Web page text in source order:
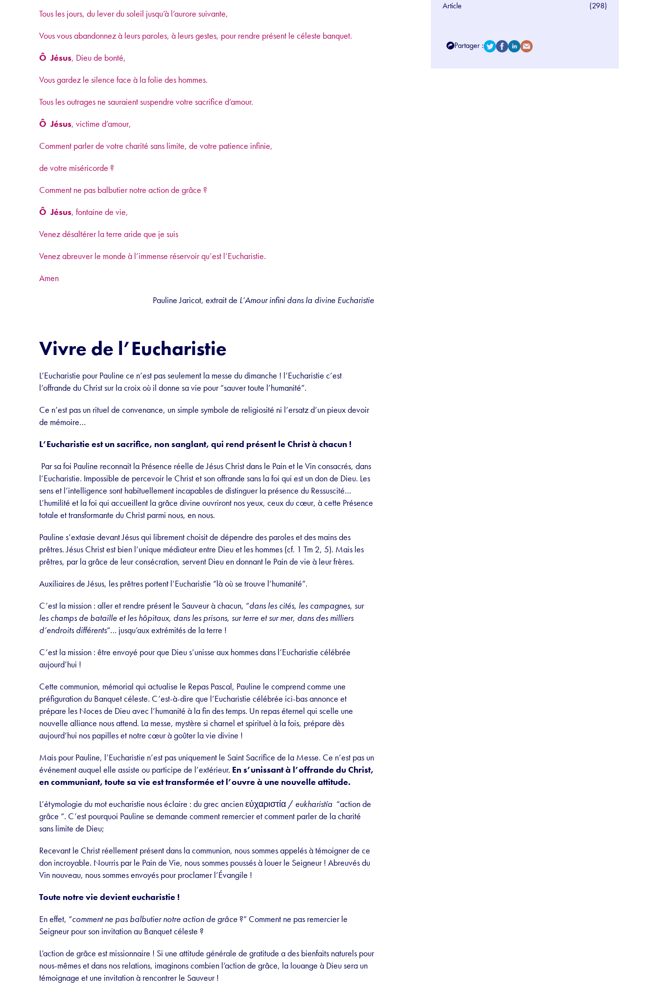
Tous les jours, du lever du soleil jusqu’à l’aurore suivante,
Vous vous abandonnez à leurs paroles, à leurs gestes, pour rendre présent le céleste banquet.
Ô Jésus, Dieu de bonté,
Vous gardez le silence face à la folie des hommes.
Tous les outrages ne sauraient suspendre votre sacrifice d’amour.
Ô Jésus, victime d’amour,
Comment parler de votre charité sans limite, de votre patience infinie,
de votre miséricorde ?
Comment ne pas balbutier notre action de grâce ?
Ô Jésus, fontaine de vie,
Venez désaltérer la terre aride que je suis
Venez abreuver le monde à l’immense réservoir qu’est l’Eucharistie.
Amen
Pauline Jaricot, extrait de L’Amour infini dans la divine Eucharistie
Vivre de l’Eucharistie
L’Eucharistie pour Pauline ce n’est pas seulement la messe du dimanche ! l’Eucharistie c’est
l’offrande du Christ sur la croix où il donne sa vie pour “sauver toute l’humanité”.
Ce n’est pas un rituel de convenance, un simple symbole de religiosité ni l’ersatz d’un pieux devoir
de mémoire…
L’Eucharistie est un sacrifice, non sanglant, qui rend présent le Christ à chacun !
Par sa foi Pauline reconnait la Présence réelle de Jésus Christ dans le Pain et le Vin consacrés, dans
l’Eucharistie. Impossible de percevoir le Christ et son offrande sans la foi qui est un don de Dieu. Les
sens et l’intelligence sont habituellement incapables de distinguer la présence du Ressuscité…
L’humilité et la foi qui accueillent la grâce divine ouvriront nos yeux, ceux du cœur, à cette Présence
totale et transformante du Christ parmi nous, en nous.
Pauline s’extasie devant Jésus qui librement choisit de dépendre des paroles et des mains des
prêtres. Jésus Christ est bien l’unique médiateur entre Dieu et les hommes (cf. 1 Tm 2, 5). Mais les
prêtres, par la grâce de leur consécration, servent Dieu en donnant le Pain de vie à leur frères.
Auxiliaires de Jésus, les prêtres portent l’Eucharistie “là où se trouve l’humanité”.
C’est la mission : aller et rendre présent le Sauveur à chacun, “dans les cités, les campagnes, sur
les champs de bataille et les hôpitaux, dans les prisons, sur terre et sur mer, dans des milliers
d’endroits différents“… jusqu’aux extrémités de la terre !
C’est la mission : être envoyé pour que Dieu s’unisse aux hommes dans l’Eucharistie célébrée
aujourd’hui !
Cette communion, mémorial qui actualise le Repas Pascal, Pauline le comprend comme une
préfiguration du Banquet céleste. C’est-à-dire que l’Eucharistie célébrée ici-bas annonce et
prépare les Noces de Dieu avec l’humanité à la fin des temps. Un repas éternel qui scelle une
nouvelle alliance nous attend. La messe, mystère si charnel et spirituel à la fois, prépare dès
aujourd’hui nos papilles et notre cœur à goûter la vie divine !
Mais pour Pauline, l’Eucharistie n’est pas uniquement le Saint Sacrifice de la Messe. Ce n’est pas un
événement auquel elle assiste ou participe de l’extérieur. En s’unissant à l’offrande du Christ,
en communiant, toute sa vie est transformée et l’ouvre à une nouvelle attitude.
L’étymologie du mot eucharistie nous éclaire : du grec ancien εὐχαριστία / eukharistía “action de
grâce “. C’est pourquoi Pauline se demande comment remercier et comment parler de la charité
sans limite de Dieu;
Recevant le Christ réellement présent dans la communion, nous sommes appelés à témoigner de ce
don incroyable. Nourris par le Pain de Vie, nous sommes poussés à louer le Seigneur ! Abreuvés du
Vin nouveau, nous sommes envoyés pour proclamer l’Évangile !
Toute notre vie devient eucharistie !
En effet, “comment ne pas balbutier notre action de grâce ?” Comment ne pas remercier le
Seigneur pour son invitation au Banquet céleste ?
L’action de grâce est missionnaire ! Si une attitude générale de gratitude a des bienfaits naturels pour
nous-mêmes et dans nos relations, imaginons combien l’action de grâce, la louange à Dieu sera un
témoignage et une invitation à rencontrer le Sauveur !
Article
(298)
Partager :